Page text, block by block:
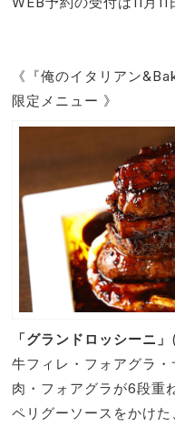
《『俺のイタリアン
限定メニュー 》
「グランドロッシーニ」
牛フィレ・フォアグラ
肉・フォアグラが6段重
ペリグーソースをかけ